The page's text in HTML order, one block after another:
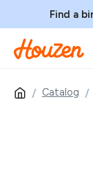
Find a
Catalog